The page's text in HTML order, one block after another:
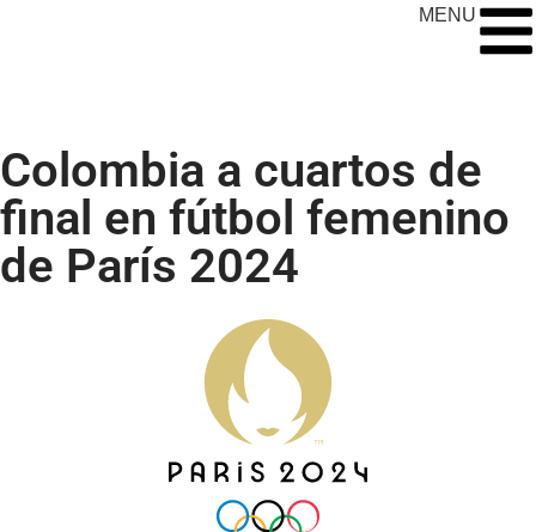
MENU
Colombia a cuartos de
final en fútbol femenino
de París 2024